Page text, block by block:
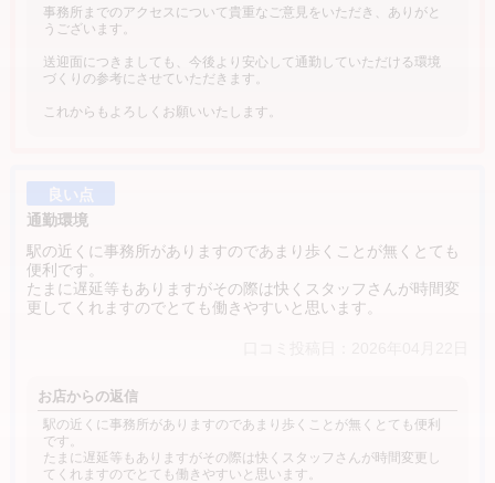
事務所までのアクセスについて貴重なご意見をいただき、ありがと
うございます。
送迎面につきましても、今後より安心して通勤していただける環境
づくりの参考にさせていただきます。
これからもよろしくお願いいたします。
良い点
通勤環境
駅の近くに事務所がありますのであまり歩くことが無くとても
便利です。
たまに遅延等もありますがその際は快くスタッフさんが時間変
更してくれますのでとても働きやすいと思います。
お店からの返信
駅の近くに事務所がありますのであまり歩くことが無くとても便利
です。
たまに遅延等もありますがその際は快くスタッフさんが時間変更し
てくれますのでとても働きやすいと思います。